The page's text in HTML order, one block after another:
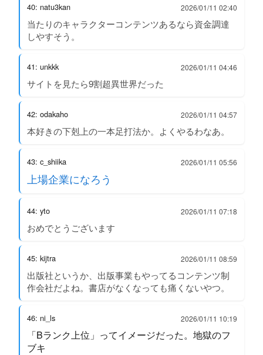
40: natu3kan 2026/01/11 02:40
当たりのキャラクターコンテンツあるなら資金調達
しやすそう。
41: unkkk 2026/01/11 04:46
サイトを見たら9割超異世界だった
42: odakaho 2026/01/11 04:57
本好きの下剋上の一本足打法か。よくやるわなあ。
43: c_shiika 2026/01/11 05:56
上場企業になろう
44: yto 2026/01/11 07:18
おめでとうございます
45: kijtra 2026/01/11 08:59
出版社というか、出版事業もやってるコンテンツ制
作会社だよね。書店がなくなっても痛くないやつ。
46: ni_ls 2026/01/11 10:19
「Bランク上位」ってイメージだった。地獄のフ
ブキ